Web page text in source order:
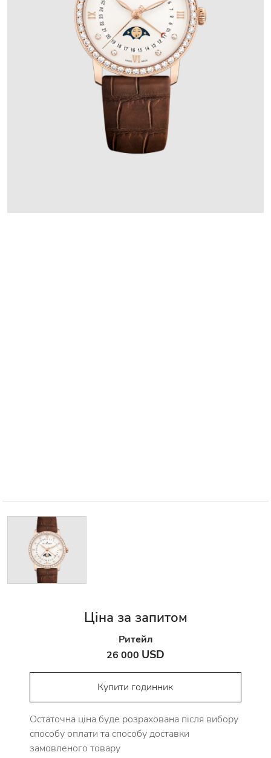
Ціна за запитом
Ритейл
26 000 USD
Купити годинник
Остаточна ціна буде розрахована після вибору
способу оплати та способу доставки
замовленого товару